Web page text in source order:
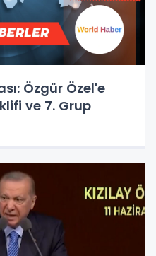
Özgür Özel'e
ve 7. Grup